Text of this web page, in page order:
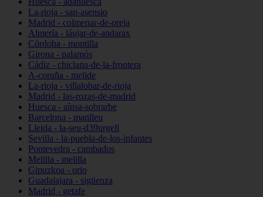
La-rioja - san-asensio
Madrid - colmenar-de-oreja
Almería - láujar-de-andarax
Córdoba - montilla
Girona - palamós
Cádiz - chiclana-de-la-frontera
A-coruña - melide
La-rioja - villalobar-de-rioja
Madrid - las-rozas-de-madrid
Huesca - aínsa-sobrarbe
Barcelona - manlleu
Lleida - la-seu-d39urgell
Sevilla - la-puebla-de-los-infantes
Pontevedra - cambados
Melilla - melilla
Gipuzkoa - orio
Guadalajara - sigüenza
Madrid - getafe